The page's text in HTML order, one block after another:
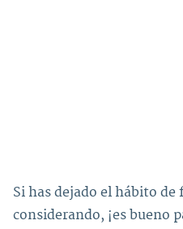
Si has dejado el hábito
considerando, ¡es bueno